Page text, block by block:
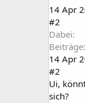
14 Apr
#2
Dabei
Beiträge
14 Apr
#2
Ui,
sich?